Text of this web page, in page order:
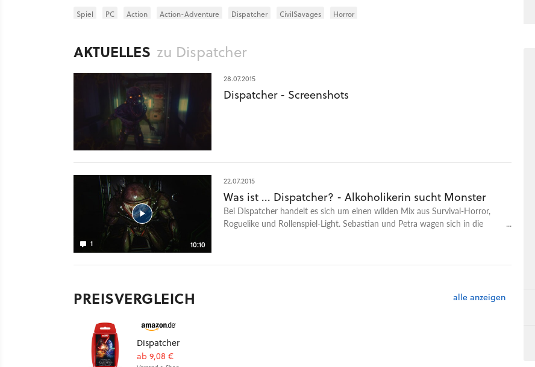
Spiel PC Action Action-Adventure Dispatcher CivilSavages Horror
AKTUELLES zu Dispatcher
28.07.2015
Dispatcher - Screenshots
1 10:10
22.07.2015
Was ist ... Dispatcher? - Alkoholikerin sucht Monster
Bei Dispatcher handelt es sich um einen wilden Mix aus Survival-Horror,
Roguelike und Rollenspiel-Light. Sebastian und Petra wagen sich in die
PREISVERGLEICH alle anzeigen
Dispatcher
ab 9,08 €